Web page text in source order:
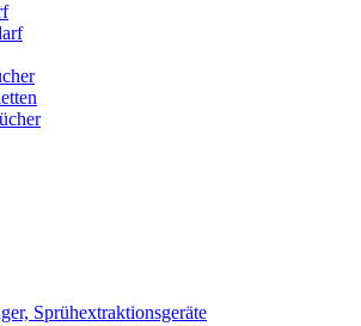
Sprühextraktionsgeräte